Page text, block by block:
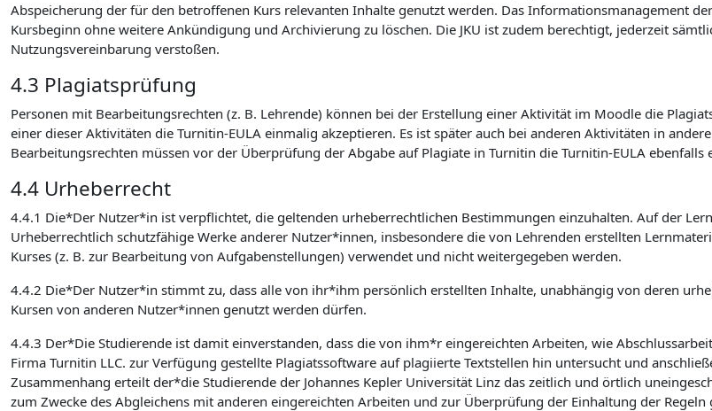
Abspeicherung der für den betroffenen Kurs relevanten Inhalte genutzt werden. Das Informationsmanagement
Kursbeginn ohne weitere Ankündigung und Archivierung zu löschen. Die JKU ist zudem berechtigt, jederzeit
Nutzungsvereinbarung verstoßen.
4.3 Plagiatsprüfung
Personen mit Bearbeitungsrechten (z. B. Lehrende) können bei der Erstellung einer Aktivität im Moodle die
einer dieser Aktivitäten die Turnitin-EULA einmalig akzeptieren. Es ist später auch bei anderen Aktivitäten in
Bearbeitungsrechten müssen vor der Überprüfung der Abgabe auf Plagiate in Turnitin die Turnitin-EULA ebenfalls
4.4 Urheberrecht
4.4.1 Die*Der Nutzer*in ist verpflichtet, die geltenden urheberrechtlichen Bestimmungen einzuhalten. Auf der
Urheberrechtlich schutzfähige Werke anderer Nutzer*innen, insbesondere die von Lehrenden erstellten
Kurses (z. B. zur Bearbeitung von Aufgabenstellungen) verwendet und nicht weitergegeben werden.
4.4.2 Die*Der Nutzer*in stimmt zu, dass alle von ihr*ihm persönlich erstellten Inhalte, unabhängig von deren
Kursen von anderen Nutzer*innen genutzt werden dürfen.
4.4.3 Der*Die Studierende ist damit einverstanden, dass die von ihm*r eingereichten Arbeiten, wie
Firma Turnitin LLC. zur Verfügung gestellte Plagiatssoftware auf plagiierte Textstellen hin untersucht und
Zusammenhang erteilt der*die Studierende der Johannes Kepler Universität Linz das zeitlich und örtlich
zum Zwecke des Abgleichens mit anderen eingereichten Arbeiten und zur Überprüfung der Einhaltung der